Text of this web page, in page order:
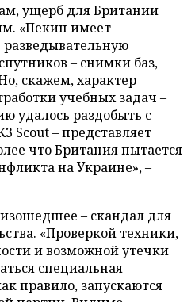
ущерб для Британии
«Пекин имеет
– снимки баз,
скажем, характер
учебных задач –
удалось раздобыть с
Scout – представляет
что Британия пытается
на Украине», –
– скандал для
«Проверкой техники,
и возможной утечки
специальная
правило, запускаются